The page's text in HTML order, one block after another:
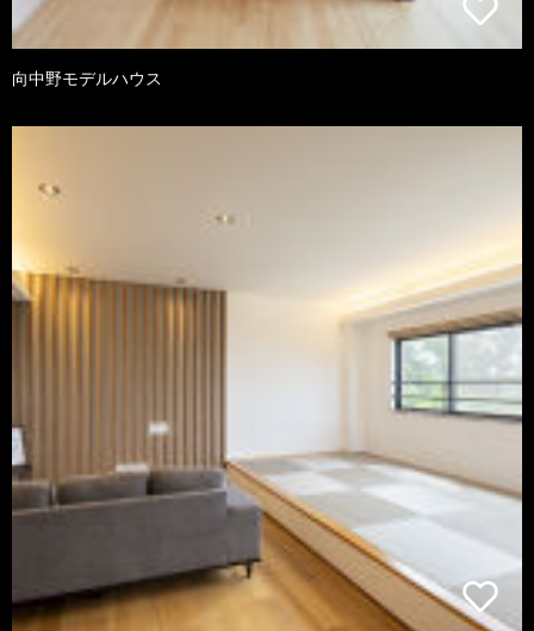
向中野モデルハウス